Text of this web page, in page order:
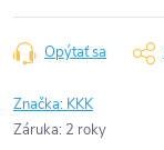
Opýtať sa
Značka: KKK
Záruka: 2 roky